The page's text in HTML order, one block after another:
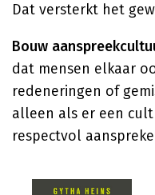
Dat versterkt het
Bouw
dat mensen elkaar
redeneringen of
alleen als er een
respectvol